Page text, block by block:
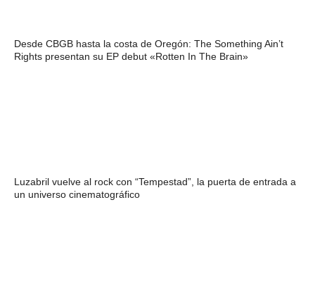
Desde CBGB hasta la costa de Oregón: The Something Ain’t
Rights presentan su EP debut «Rotten In The Brain»
Luzabril vuelve al rock con “Tempestad”, la puerta de entrada a
un universo cinematográfico